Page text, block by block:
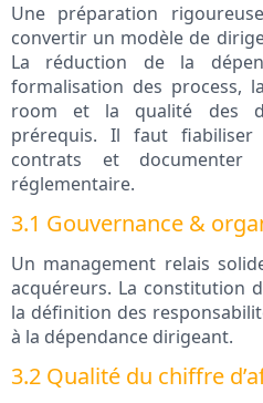
Une préparation
convertir un modèle de
La réduction de la
formalisation des process,
room et la qualité des
prérequis. Il faut
contrats et
réglementaire.
3.1 Gouvernance &
Un management relais
acquéreurs. La constitution
la définition des
à la dépendance dirigeant.
3.2 Qualité du chiffre